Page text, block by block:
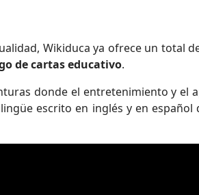
Wikiduca ya ofrece un total
de cartas educativo.
donde el entretenimiento y el
escrito en inglés y en